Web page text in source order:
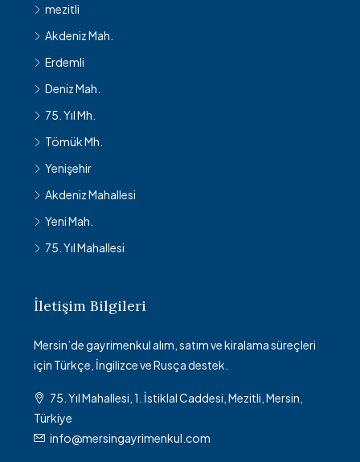
mezitli
Akdeniz Mah.
Erdemli
Deniz Mah.
75. Yıl Mh.
Tömük Mh.
Yenişehir
Akdeniz Mahallesi
Yeni Mah.
75. Yıl Mahallesi
İletişim Bilgileri
Mersin’de gayrimenkul alım, satım ve kiralama süreçleri
için Türkçe, İngilizce ve Rusça destek.
75. Yıl Mahallesi, 1. İstiklal Caddesi, Mezitli, Mersin,
Türkiye
info@mersingayrimenkul.com